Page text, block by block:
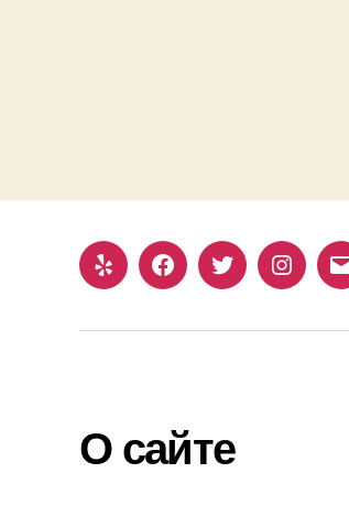
Yelp FacebookTwitter
О сайте